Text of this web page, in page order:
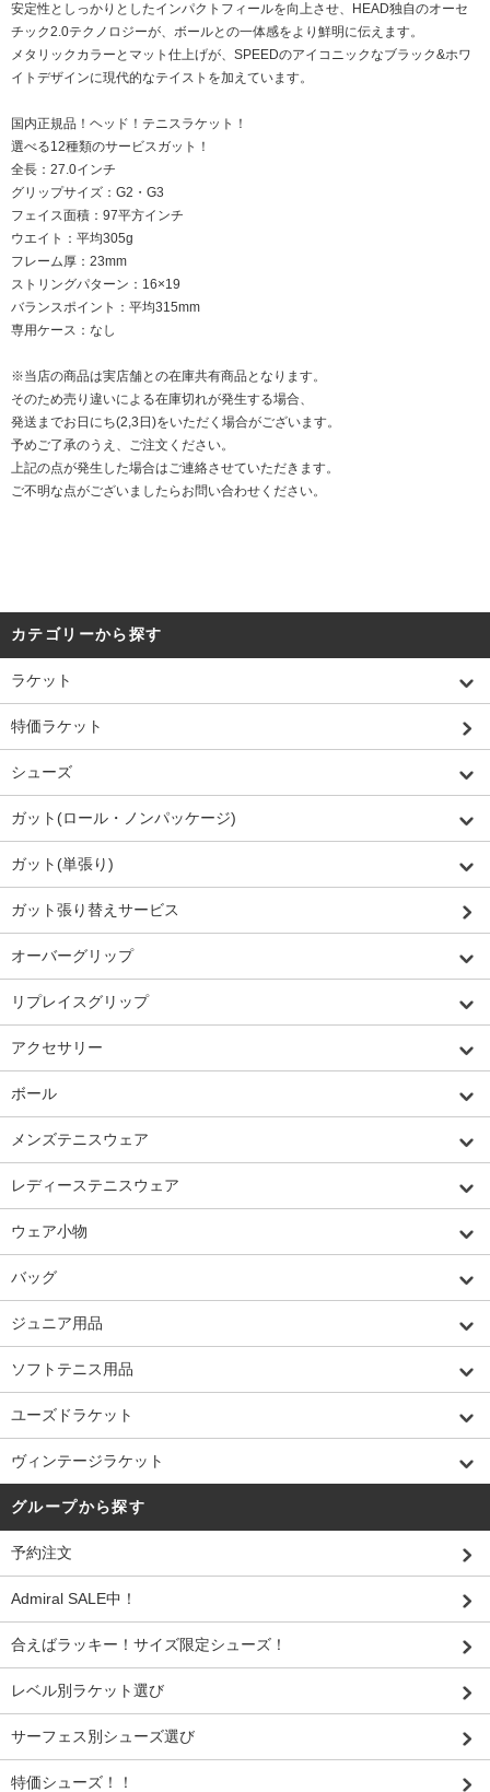
安定性としっかりとしたインパクトフィールを向上させ、HEAD独自のオーセ
チック2.0テクノロジーが、ボールとの一体感をより鮮明に伝えます。
メタリックカラーとマット仕上げが、SPEEDのアイコニックなブラック&ホワ
イトデザインに現代的なテイストを加えています。
国内正規品！ヘッド！テニスラケット！
選べる12種類のサービスガット！
全長：27.0インチ
グリップサイズ：G2・G3
フェイス面積：97平方インチ
ウエイト：平均305g
フレーム厚：23mm
ストリングパターン：16×19
バランスポイント：平均315mm
専用ケース：なし
※当店の商品は実店舗との在庫共有商品となります。
そのため売り違いによる在庫切れが発生する場合、
発送までお日にち(2,3日)をいただく場合がございます。
予めご了承のうえ、ご注文ください。
上記の点が発生した場合はご連絡させていただきます。
ご不明な点がございましたらお問い合わせください。
カテゴリーから探す
ラケット
特価ラケット
シューズ
ガット(ロール・ノンパッケージ)
ガット(単張り)
ガット張り替えサービス
オーバーグリップ
リプレイスグリップ
アクセサリー
ボール
メンズテニスウェア
レディーステニスウェア
ウェア小物
バッグ
ジュニア用品
ソフトテニス用品
ユーズドラケット
ヴィンテージラケット
グループから探す
予約注文
Admiral SALE中！
合えばラッキー！サイズ限定シューズ！
レベル別ラケット選び
サーフェス別シューズ選び
特価シューズ！！